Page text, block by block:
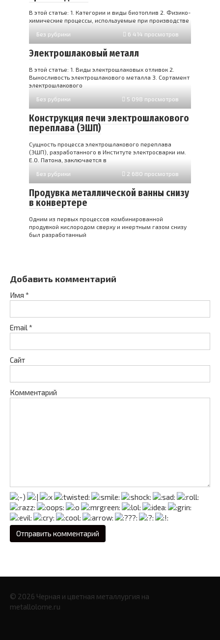
В этой статье: 1. Категории и виды биотоплив 2. Физико-
химические процессы, используемые при производстве
Без рубрики
6 414 просмотров
Электрошлаковый металл
В этой статье: 1. Виды электрошлаковых отливок 2.
Выносливость электрошлакового металла 3. Сортамент
электрошлакового
Без рубрики
5 098 просмотров
Конструкция печи электрошлакового
переплава (ЭШП)
Сущность процесса электрошлакового переплава
(ЭШП), разработанного в Институте электросварки им.
Е.О. Патона, заключается в
Без рубрики
2 680 просмотров
Продувка металлической ванны снизу
в конвертере
Одним из первых процессов комбинированной
продувкой кислородом сверху и инертным газом снизу
был разработанный
Добавить комментарий
Имя *
Email*
Сайт
Комментарий
© 2026 Черная и цветная металлургия на
metallolome.ru